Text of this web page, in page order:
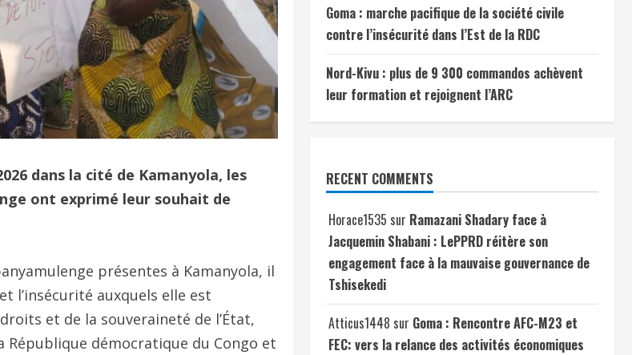
dans la cité de Kamanyola, les
ont exprimé leur souhait de
présentes à Kamanyola, il
l’insécurité auxquels elle est
et de la souveraineté de l’État,
République démocratique du Congo et
Goma : marche pacifique de la société civile
contre l’insécurité dans l’Est de la RDC
Nord-Kivu : plus de 9 300 commandos achèvent
leur formation et rejoignent l’ARC
RECENT COMMENTS
Horace1535 sur Ramazani Shadary face à
Jacquemin Shabani : LePPRD réitère son
engagement face à la mauvaise gouvernance de
Tshisekedi
Atticus1448 sur Goma : Rencontre AFC-M23 et
FEC: vers la relance des activités économiques